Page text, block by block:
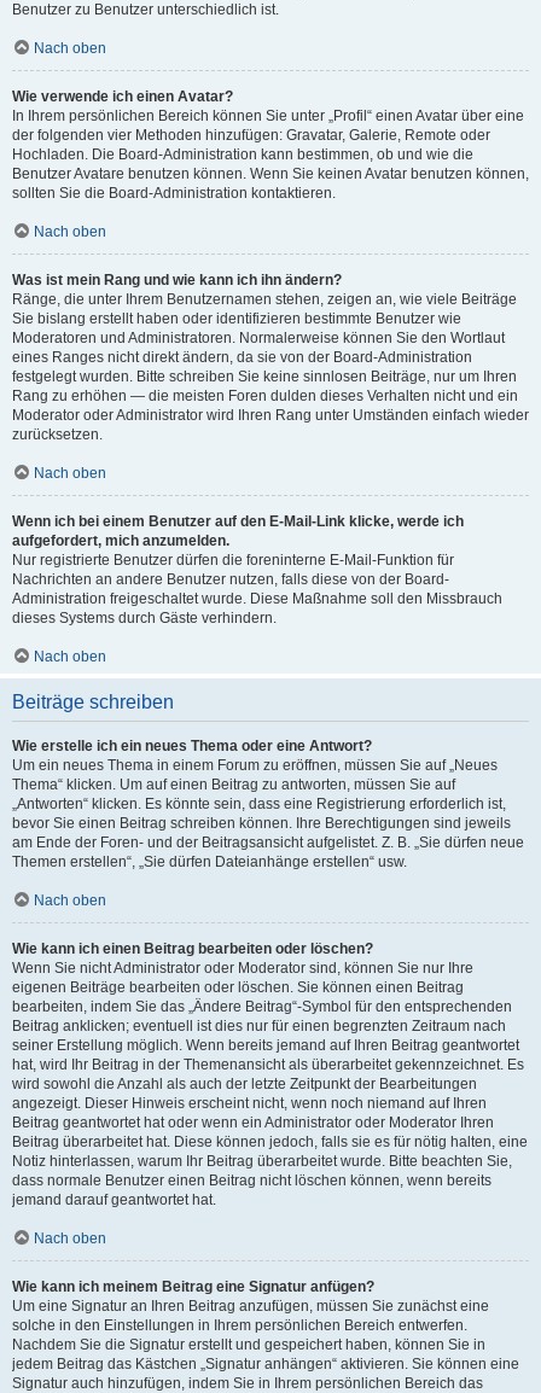
Benutzer zu Benutzer unterschiedlich ist.
Nach oben
Wie verwende ich einen Avatar?
In Ihrem persönlichen Bereich können Sie unter „Profil“ einen Avatar über eine
der folgenden vier Methoden hinzufügen: Gravatar, Galerie, Remote oder
Hochladen. Die Board-Administration kann bestimmen, ob und wie die
Benutzer Avatare benutzen können. Wenn Sie keinen Avatar benutzen können,
sollten Sie die Board-Administration kontaktieren.
Nach oben
Was ist mein Rang und wie kann ich ihn ändern?
Ränge, die unter Ihrem Benutzernamen stehen, zeigen an, wie viele Beiträge
Sie bislang erstellt haben oder identifizieren bestimmte Benutzer wie
Moderatoren und Administratoren. Normalerweise können Sie den Wortlaut
eines Ranges nicht direkt ändern, da sie von der Board-Administration
festgelegt wurden. Bitte schreiben Sie keine sinnlosen Beiträge, nur um Ihren
Rang zu erhöhen — die meisten Foren dulden dieses Verhalten nicht und ein
Moderator oder Administrator wird Ihren Rang unter Umständen einfach wieder
zurücksetzen.
Nach oben
Wenn ich bei einem Benutzer auf den E-Mail-Link klicke, werde ich
aufgefordert, mich anzumelden.
Nur registrierte Benutzer dürfen die foreninterne E-Mail-Funktion für
Nachrichten an andere Benutzer nutzen, falls diese von der Board-
Administration freigeschaltet wurde. Diese Maßnahme soll den Missbrauch
dieses Systems durch Gäste verhindern.
Nach oben
Beiträge schreiben
Wie erstelle ich ein neues Thema oder eine Antwort?
Um ein neues Thema in einem Forum zu eröffnen, müssen Sie auf „Neues
Thema“ klicken. Um auf einen Beitrag zu antworten, müssen Sie auf
„Antworten“ klicken. Es könnte sein, dass eine Registrierung erforderlich ist,
bevor Sie einen Beitrag schreiben können. Ihre Berechtigungen sind jeweils
am Ende der Foren- und der Beitragsansicht aufgelistet. Z. B. „Sie dürfen neue
Themen erstellen“, „Sie dürfen Dateianhänge erstellen“ usw.
Nach oben
Wie kann ich einen Beitrag bearbeiten oder löschen?
Wenn Sie nicht Administrator oder Moderator sind, können Sie nur Ihre
eigenen Beiträge bearbeiten oder löschen. Sie können einen Beitrag
bearbeiten, indem Sie das „Ändere Beitrag“-Symbol für den entsprechenden
Beitrag anklicken; eventuell ist dies nur für einen begrenzten Zeitraum nach
seiner Erstellung möglich. Wenn bereits jemand auf Ihren Beitrag geantwortet
hat, wird Ihr Beitrag in der Themenansicht als überarbeitet gekennzeichnet. Es
wird sowohl die Anzahl als auch der letzte Zeitpunkt der Bearbeitungen
angezeigt. Dieser Hinweis erscheint nicht, wenn noch niemand auf Ihren
Beitrag geantwortet hat oder wenn ein Administrator oder Moderator Ihren
Beitrag überarbeitet hat. Diese können jedoch, falls sie es für nötig halten, eine
Notiz hinterlassen, warum Ihr Beitrag überarbeitet wurde. Bitte beachten Sie,
dass normale Benutzer einen Beitrag nicht löschen können, wenn bereits
jemand darauf geantwortet hat.
Nach oben
Wie kann ich meinem Beitrag eine Signatur anfügen?
Um eine Signatur an Ihren Beitrag anzufügen, müssen Sie zunächst eine
solche in den Einstellungen in Ihrem persönlichen Bereich entwerfen.
Nachdem Sie die Signatur erstellt und gespeichert haben, können Sie in
jedem Beitrag das Kästchen „Signatur anhängen“ aktivieren. Sie können eine
Signatur auch hinzufügen, indem Sie in Ihrem persönlichen Bereich das